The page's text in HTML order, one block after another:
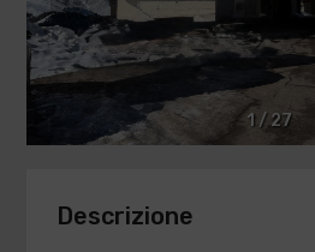
1 / 27
Descrizione